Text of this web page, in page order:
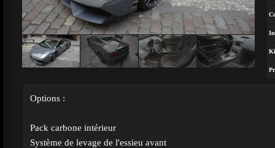
Options :
Pack carbone intérieur
Système de levage de l'essieu avant